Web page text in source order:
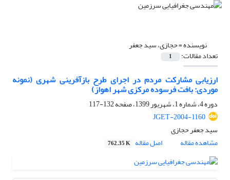
نویسنده =حجازی، سید جعفر
تعداد مقالات: 1
ارزیابی مشارکت مردم در اجرای طرح بازآفرینی شهری (نمونه
موردی: بافت فرسوده مرکزی شهر اهواز)
دوره 4، شماره 1، شهریور 1399، صفحه
132-117
JGET-2004-1160
سید جعفر حجازی
مشاهده مقاله
اصل مقاله 762.35 K